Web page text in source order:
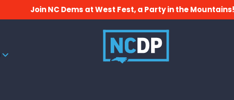
Join NC Dems at West Fest, a Party in the Mountains!